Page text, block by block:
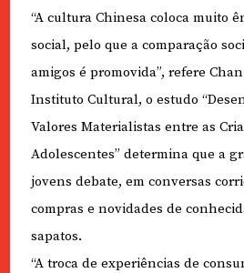
“A cultura Chinesa coloca muito
social, pelo que a comparação
amigos é promovida”, refere
Instituto Cultural, o estudo
Valores Materialistas entre as
Adolescentes” determina que a
jovens debate, em conversas
compras e novidades de
sapatos.
“A troca de experiências de